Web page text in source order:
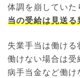
体調を崩していた
当の受給は見送る
失業手当は働ける
働けない場合は受
病手当金など働け